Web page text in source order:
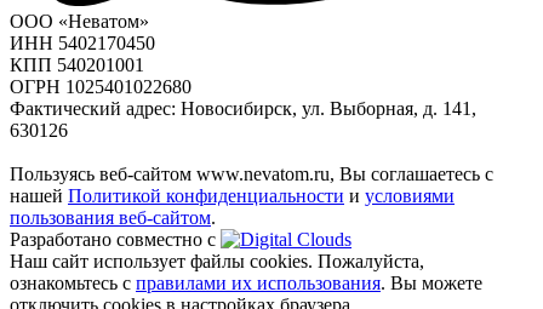
ООО «Неватом»
ИНН 5402170450
КПП 540201001
ОГРН 1025401022680
Фактический адрес: Новосибирск, ул. Выборная, д. 141,
630126
Пользуясь веб-сайтом www.nevatom.ru, Вы соглашаетесь с
нашей Политикой конфиденциальности и условиями
пользования веб-сайтом.
Разработано совместно с
Наш сайт использует файлы cookies. Пожалуйста,
ознакомьтесь с правилами их использования. Вы можете
отключить cookies в настройках браузера